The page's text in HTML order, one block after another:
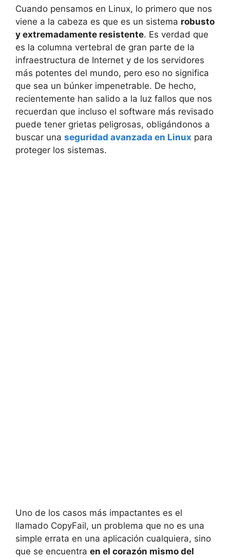
Cuando pensamos en Linux, lo primero que nos
viene a la cabeza es que es un sistema robusto
y extremadamente resistente. Es verdad que
es la columna vertebral de gran parte de la
infraestructura de Internet y de los servidores
más potentes del mundo, pero eso no significa
que sea un búnker impenetrable. De hecho,
recientemente han salido a la luz fallos que nos
recuerdan que incluso el software más revisado
puede tener grietas peligrosas, obligándonos a
buscar una seguridad avanzada en Linux para
proteger los sistemas.
Uno de los casos más impactantes es el
llamado CopyFail, un problema que no es una
simple errata en una aplicación cualquiera, sino
que se encuentra en el corazón mismo del